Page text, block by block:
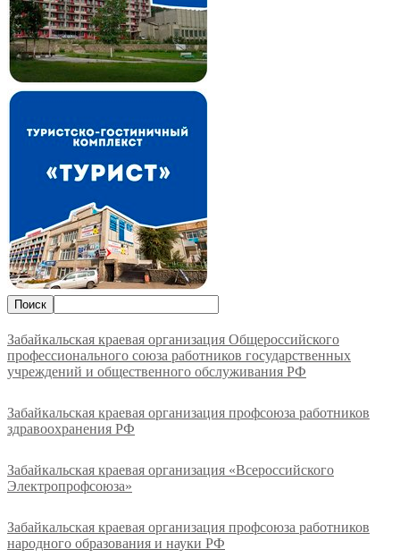
Забайкальская краевая организация Общероссийского
профессионального союза работников государственных
учреждений и общественного обслуживания РФ
Забайкальская краевая организация профсоюза работников
здравоохранения РФ
Забайкальская краевая организация «Всероссийского
Электропрофсоюза»
Забайкальская краевая организация профсоюза работников
народного образования и науки РФ